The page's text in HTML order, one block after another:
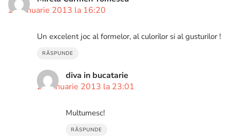
25 ianuarie 2013 la 16:20
Un excelent joc al formelor, al culorilor si al gusturilor !
RĂSPUNDE
diva in bucatarie
27 ianuarie 2013 la 23:01
Multumesc!
RĂSPUNDE